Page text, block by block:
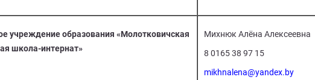
учреждение образования «Молотковичская
школа-интернат»
Михнюк Алёна Алексеевна
8 0165 38 97 15
mikhnalena@yandex.by